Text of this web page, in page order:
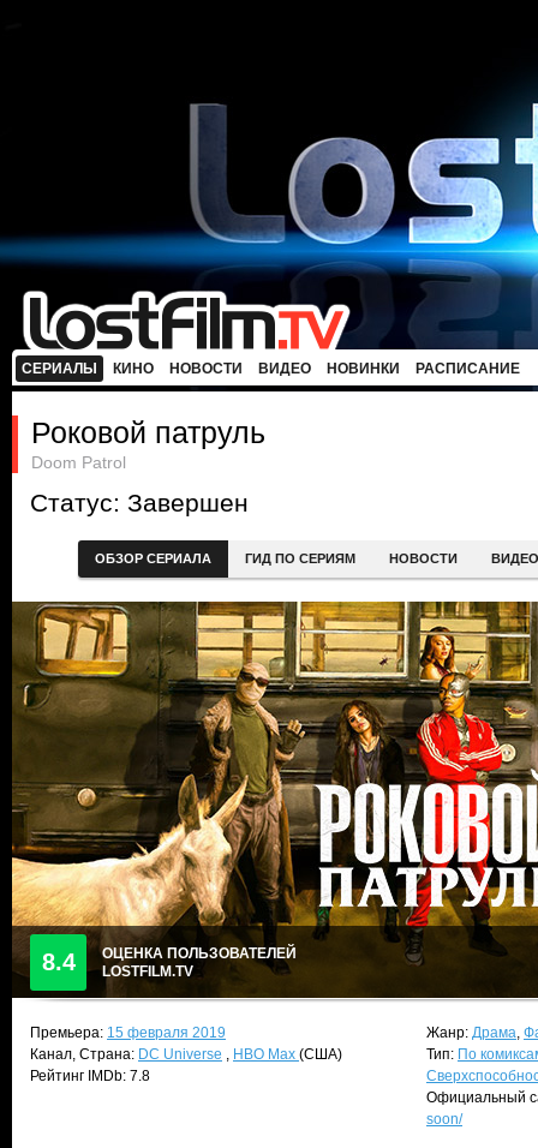
СЕРИАЛЫ КИНО НОВОСТИ ВИДЕО НОВИНКИ РАСПИСАНИЕ
Роковой патруль
Doom Patrol
Статус: Завершен
ОБЗОР СЕРИАЛА ГИД ПО СЕРИЯМ НОВОСТИ ВИДЕО
8.4
ОЦЕНКА ПОЛЬЗОВАТЕЛЕЙ
LOSTFILM.TV
Премьера: 15 февраля 2019
Канал, Страна: DC Universe , HBO Max (США)
Рейтинг IMDb: 7.8
Жанр: Драма,
Тип: По
Официальный
soon/